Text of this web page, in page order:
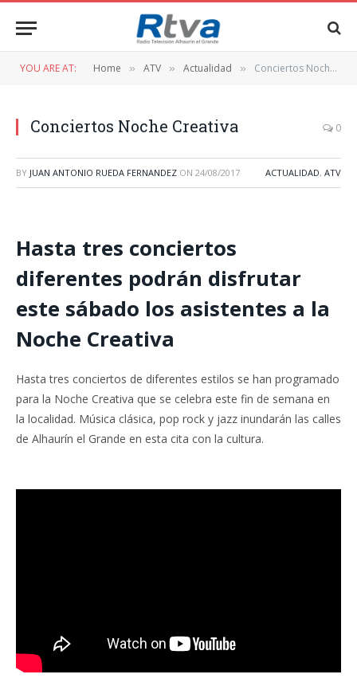
YOU ARE AT: Home » ATV » Actualidad » Conciertos Noche Creativa
Conciertos Noche Creativa 0
BY JUAN ANTONIO RUEDA FERNANDEZ ON 24/08/2017 ACTUALIDAD, ATV
Hasta tres conciertos
diferentes podrán disfrutar
este sábado los asistentes a la
Noche Creativa
Hasta tres conciertos de diferentes estilos se han programado
para la Noche Creativa que se celebra este fin de semana en
la localidad. Música clásica, pop rock y jazz inundarán las calles
de Alhaurín el Grande en esta cita con la cultura.